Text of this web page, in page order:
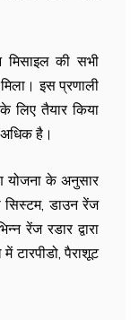
मिसाइल की सभी
इस प्रणाली
लिए तैयार किया
अधिक है।
योजना के अनुसार
सिस्टम, डाउन रेंज
रेंज रडार द्वारा
टारपीडो, पैराशूट